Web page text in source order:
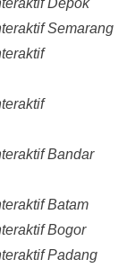
Depok
Semarang
Bandar
Batam
Bogor
Padang